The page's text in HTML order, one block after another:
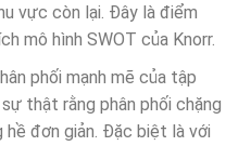
vực còn lại. Đây là điểm
mô hình SWOT của Knorr.
phối mạnh mẽ của tập
thật rằng phân phối chặng
đơn giản. Đặc biệt là với